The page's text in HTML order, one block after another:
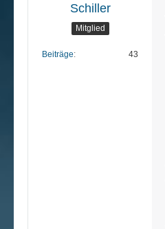
Schiller
Mitglied
Beiträge 43